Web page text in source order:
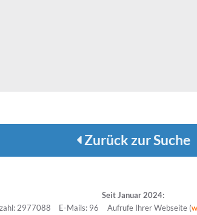
Zurück zur Suche
Seit Januar 2024:
2977088
E-Mails: 96 Aufrufe Ihrer Webseite (